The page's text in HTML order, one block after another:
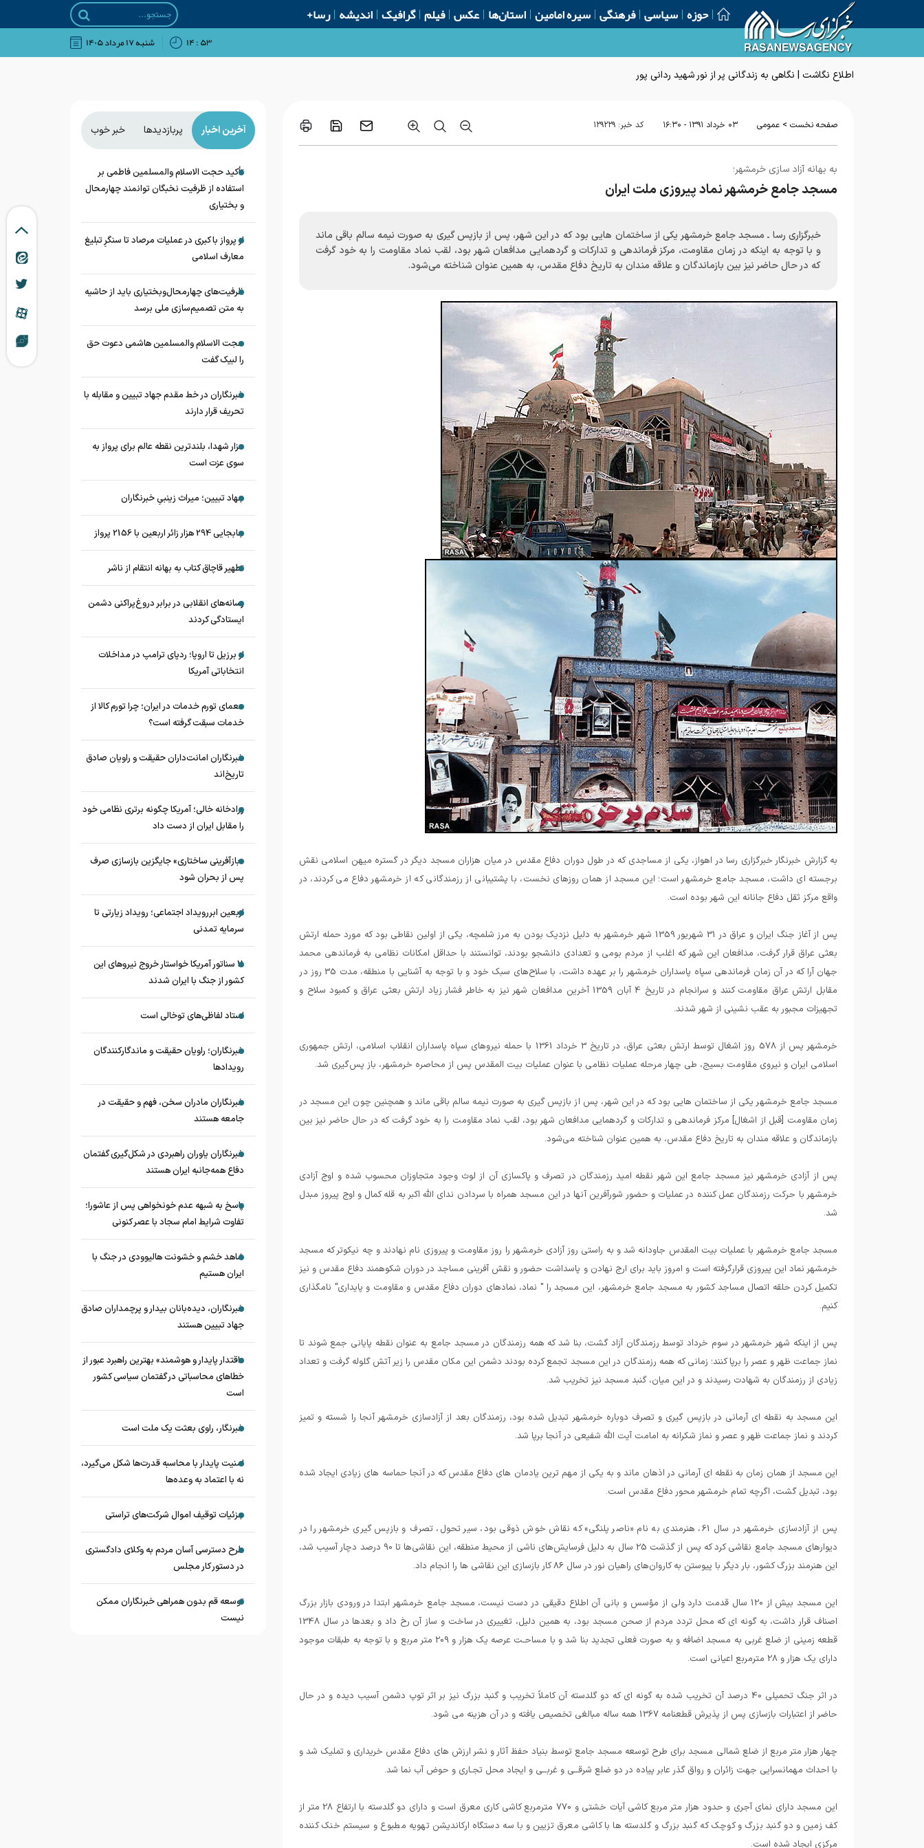
حوزه سیاسی فرهنگی سیره امامین استان‌ها عکس فیلم گرافیک اندیشه رسا+
۵۳ : ۱۴ شنبه ۱۷ مرداد ۱۴۰۵
اطلاع نگاشت | نگاهی به زندگانی پر از نور شهید ردانی پور
صفحه نخست > عمومی ۰۳ خرداد ۱۳۹۱ - ۱۶:۳۰ کد خبر: ۱۲۹۲۲۹
به بهانه آزاد سازی خرمشهر؛
مسجد جامع خرمشهر نماد پیروزی ملت ایران
خبرگزاری رسا ـ مسجد جامع خرمشهر یکی از ساختمان هایی بود که در این شهر، پس از بازپس گیری به صورت نیمه سالم باقی ماند
و با توجه به اینکه در زمان مقاومت، مرکز فرماندهی و تدارکات و گردهمایی مدافعان شهر بود، لقب نماد مقاومت را به خود گرفت
که در حال حاضر نیز بین بازماندگان و علاقه مندان به تاریخ دفاع مقدس، به همین عنوان شناخته می‌شود.
به گزارش خبرنگار خبرگزاری رسا در اهواز، یکی از مساجدی که در طول دوران دفاع مقدس در میان هزاران مسجد دیگر در گستره میهن اسلامی نقش
برجسته ای داشت، مسجد جامع خرمشهر است؛ این مسجد از همان روزهای نخست، با پشتیبانی از رزمندگانی که از خرمشهر دفاع می کردند، در
واقع مرکز ثقل دفاع جانانه این شهر بوده است.
پس از آغاز جنگ ایران و عراق در 31 شهریور 1359 شهر خرمشهر به دلیل نزدیک بودن به مرز شلمچه، یکی از اولین نقاطی بود که مورد حمله ارتش
بعثی عراق قرار گرفت، مدافعان این شهر که اغلب از مردم بومی و تعدادی دانشجو بودند، توانستند با حداقل امکانات نظامی به فرماندهی محمد
جهان آرا که در آن زمان فرماندهی سپاه پاسداران خرمشهر را بر عهده داشت، با سلاح‌های سبک خود و با توجه به آشنایی با منطقه، مدت 35 روز در
مقابل ارتش عراق مقاومت کنند و سرانجام در تاریخ 4 آبان 1359 آخرین مدافعان شهر نیز به خاطر فشار زیاد ارتش بعثی عراق و کمبود سلاح و
تجهیزات مجبور به عقب نشینی از شهر شدند.
خرمشهر پس از 578 روز اشغال توسط ارتش بعثی عراق، در تاریخ 3 خرداد 1361 با حمله نیروهای سپاه پاسداران انقلاب اسلامی، ارتش جمهوری
اسلامی ایران و نیروی مقاومت بسیج، طی چهار مرحله عملیات نظامی با عنوان عملیات بیت المقدس پس از محاصره خرمشهر، باز پس‌گیری شد.
مسجد جامع خرمشهر یکی از ساختمان هایی بود که در این شهر، پس از بازپس گیری به صورت نیمه سالم باقی ماند و همچنین چون این مسجد در
زمان مقاومت [قبل از اشغال] مرکز فرماندهی و تدارکات و گردهمایی مدافعان شهر بود، لقب نماد مقاومت را به خود گرفت که در حال حاضر نیز بین
بازماندگان و علاقه مندان به تاریخ دفاع مقدس، به همین عنوان شناخته می‌شود.
پس از آزادی خرمشهر نیز مسجد جامع این شهر نقطه امید رزمندگان در تصرف و پاکسازی آن از لوث وجود متجاوزان محسوب شده و اوج آزادی
خرمشهر با حرکت رزمندگان عمل کننده در عملیات و حضور شورآفرین آنها در این مسجد همراه با سردادن ندای الله اکبر به قله کمال و اوج پیروز مبدل
شد.
مسجد جامع خرمشهر با عملیات بیت المقدس جاودانه شد و به راستی روز آزادی خرمشهر را روز مقاومت و پیروزی نام نهادند و چه نیکوتر که مسجد
خرمشهر نماد این پیروزی قرارگرفته است و امروز باید برای ارج نهادن و پاسداشت حضور و نقش آفرینی مساجد در دوران شکوهمند دفاع مقدس و نیز
تکمیل کردن حلقه اتصال مساجد کشور به مسجد جامع خرمشهر، این مسجد را " نماد، نمادهای دوران دفاع مقدس و مقاومت و پایداری" نامگذاری
کنیم.
پس از اینکه شهر خرمشهر در سوم خرداد توسط رزمندگان آزاد گشت، بنا شد که همه رزمندگان در مسجد جامع به عنوان نقطه پایانی جمع شوند تا
نماز جماعت ظهر و عصر را برپا کنند؛ زمانی که همه رزمندگان در این مسجد تجمع کرده بودند دشمن این مکان مقدس را زیر آتش گلوله گرفت و تعداد
زیادی از رزمندگان به شهادت رسیدند و در این میان، گنبد مسجد نیز تخریب شد.
این مسجد به نقطه ای آرمانی در بازپس گیری و تصرف دوباره خرمشهر تبدیل شده بود، رزمندگان بعد از آزادسازی خرمشهر آنجا را شسته و تمیز
کردند و نماز جماعت ظهر و عصر و نماز شکرانه به امامت آیت الله شفیعی در آنجا برپا شد.
این مسجد از همان زمان به نقطه ای آرمانی در اذهان ماند و به یکی از مهم ترین یادمان های دفاع مقدس که در آنجا حماسه های زیادی ایجاد شده
بود، تبدیل گشت، اگرچه تمام خرمشهر محور دفاع مقدس است.
پس از آزادسازی خرمشهر در سال 61، هنرمندی به نام «ناصر پلنگی» که نقاش خوش ذوقی بود، سیر تحول، تصرف و بازپس گیری خرمشهر را در
دیوارهای مسجد جامع نقاشی کرد که پس از گذشت 25 سال به دلیل فرسایش‌های ناشی از محیط منطقه، این نقاشی‌ها تا 90 درصد دچار آسیب شد،
این هنرمند بزرگ کشور، بار دیگر با پیوستن به کاروان‌های راهیان نور در سال 86 کار بازسازی این نقاشی ها را انجام داد.
این مسجد بیش از 120 سال قدمت دارد ولی از مؤسس و بانی آن اطلاع دقیقی در دست نیست، مسجد جامع خرمشهر ابتدا در ورودی بازار بزرگ
اصناف قرار داشت، به گونه ای که محل تردد مردم از صحن مسجد بود، به همین دلیل، تغییری در ساخت و ساز آن رخ داد و بعدها در سال 1348
قطعه زمینی از ضلع غربی به مسجد اضافه و به صورت فعلی تجدید بنا شد و با مساحـت عرصه یک هزار و 209 متر مربع و با توجه به طبقات موجود
دارای یک هزار و 28 مترمربع اعیانی است.
در اثر جنگ تحمیلی 40 درصد آن تخریب شده به گونه ای که دو گلدسته آن کاملاً تخریب و گنبد بزرگ نیز بر اثر توپ دشمن آسیب دیده و در حال
حاضر از اعتبارات بازسازی پس از پذیرش قطعنامه 1367 همه ساله مبالغی تخصیص یافته و در آن هزینه می شود.
چهار هزار متر مربع از ضلع شمالی مسجد برای طرح توسعه مسجد جامع توسط بنیاد حفظ آثار و نشر ارزش های دفاع مقدس خریداری و تملیک شد و
با احداث مهمانسرایی جهت زائران و رواق گذر عابر پیاده در دو ضلع شرقــی و غربــی و ایجاد محل تجـاری و حوض آب نما شد.
این مسجد دارای نمای آجری و حدود هزار متر مربع کاشی آیات خشتی و 770 مترمربع کاشی کاری معرق است و دارای دو گلدسته با ارتفاع 28 متر از
کف زمین و دو گنبد بزرگ و کوچک که گنبد بزرگ و گلدسته ها با کاشی معرق تزیین و با سه دستگاه ارکاندیشن تهویه مطبوع و سیستم خنک کننده
مرکزی ایجاد شده است.
آخرین اخبار پربازدیدها خبر خوب
تأکید حجت الاسلام والمسلمین فاطمی بر
استفاده از ظرفیت نخبگان توانمند چهارمحال
و بختیاری
از پرواز با کبری در عملیات مرصاد تا سنگرِ تبلیغ
معارف اسلامی
ظرفیت‌های چهارمحال‌وبختیاری باید از حاشیه
به متن تصمیم‌سازی ملی برسد
حجت الاسلام والمسلمین هاشمی دعوت حق
را لبیک گفت
خبرنگاران در خط مقدم جهاد تبیین و مقابله با
تحریف قرار دارند
مزار شهدا، بلندترین نقطه عالم برای پرواز به
سوی عزت است
جهاد تبیین؛ میراث زینبیِ خبرنگاران
جابجایی 294 هزار زائر اربعین با 2156 پرواز
تطهیر قاچاق کتاب به بهانه انتقام از ناشر
رسانه‌های انقلابی در برابر دروغ‌پراکنی دشمن
ایستادگی کردند
از برزیل تا اروپا؛ ردپای ترامپ در مداخلات
انتخاباتی آمریکا
معمای تورم خدمات در ایران؛ چرا تورم کالا از
خدمات سبقت گرفته است؟
خبرنگاران امانت‌داران حقیقت و راویان صادق
تاریخ‌اند
زرادخانه‌ خالی؛ آمریکا چگونه برتری نظامی خود
را مقابل ایران از دست داد
«بازآفرینی ساختاری» جایگزین بازسازی صرف
پس از بحران شود
اربعین ابررویداد اجتماعی؛ رویداد زیارتی تا
سرمایه تمدنی
11 سناتور آمریکا خواستار خروج نیروهای این
کشور از جنگ با ایران شدند
استاد لفاظی‌های توخالی است
خبرنگاران؛ راویان حقیقت و ماندگارکنندگان
رویدادها
خبرنگاران مادران سخن، فهم و حقیقت در
جامعه هستند
خبرنگاران یاوران راهبردی در شکل‌گیری گفتمان
دفاع همه‌جانبه ایران هستند
پاسخ به شبهه عدم خونخواهی پس از عاشورا؛
تفاوت شرایط امام سجاد با عصر کنونی
شاهد خشم و خشونت هالیوودی در جنگ با
ایران هستیم
خبرنگاران، دیده‌بانان بیدار و پرچمداران صادق
جهاد تبیین هستند
«اقتدار پایدار و هوشمند» بهترین راهبرد عبور از
خطاهای محاسباتی در گفتمان سیاسی کشور
است
خبرنگار، راوی بعثت یک ملت است
امنیت پایدار با محاسبه قدرت‌ها شکل می‌گیرد،
نه با اعتماد به وعده‌ها
جزئیات توقیف اموال شرکت‌های تراستی
طرح دسترسی آسان مردم به وکلای دادگستری
در دستور کار مجلس
توسعه قم بدون همراهی خبرنگاران ممکن
نیست